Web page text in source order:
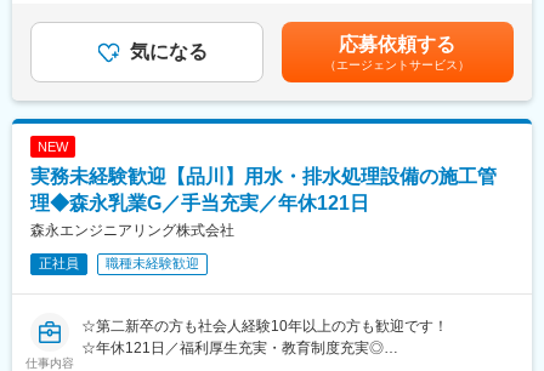
【トップクラスの技術×就業環境良好】
事業分野としては、浄水場の水処理装置をはじめ電子部品、医薬
品、食品等の生産現場で使用される純水製造装置の設計、施工管
理を行うエンジニアリング事業と、装置の安定した運用をサポー
界平均に比べ長いため、働きやすい環境です。
変更の範囲：当社業務全般
■業務詳細
・建築,配管,土木工事現場での図面確認
・工事工程（スケジュール）の計画立案
・協力業者との打ち合わせ・調整
・現場の安全・品質・進捗管理
・その他会社の定める業務
現場リーダーとして裁量を持ち、管理業務にしっかり向き合える
環境です。
建設業として必要な社内手続きはございますが、少人数組織のた
め連携のしやすさがり
提案や改善案も反映されやすく、主体的に現場運営に携わること
■扱うサービス
気になる 応募依頼する
（エージェントサービス）
NEW
実務未経験歓迎【品川】用水・排水処理設備の施工管
理◆森永乳業G／手当充実／年休121日
森永エンジニアリング株式会社
正社員 職種未経験歓迎
仕事内容
☆第二新卒の方も社会人経験10年以上の方も歓迎です！
☆年休121日／福利厚生充実・教育制度充実◎